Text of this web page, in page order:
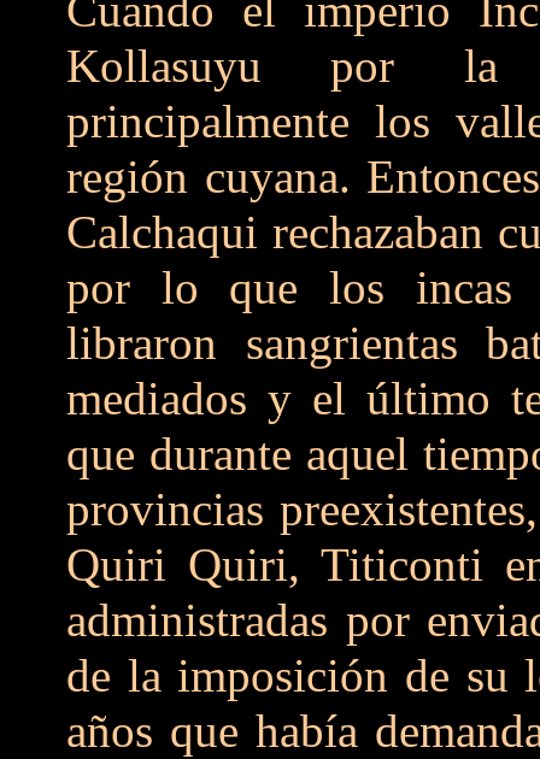
Cuando el imperio
Kollasuyu por la
principalmente los
región cuyana.
Calchaqui rechazaban
por lo que los incas
libraron sangrientas
mediados y el último
que durante aquel
provincias
Quiri Quiri, Titiconti
administradas por
de la imposición de su
años que había